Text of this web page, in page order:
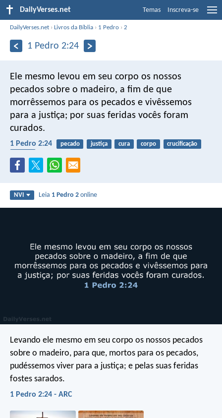
DailyVerses.net Temas Inscreva-se
DailyVerses.net ›Livros da Bíblia › 1 Pedro ›2
1 Pedro 2:24
Ele mesmo levou em seu corpo os nossos
pecados sobre o madeiro, a fim de que
morrêssemos para os pecados e vivêssemos
para a justiça; por suas feridas vocês foram
curados.
1 Pedro 2:24 pecado justiça cura corpo
crucificação
NVI Leia 1 Pedro 2 online
Levando ele mesmo em seu corpo os nossos pecados
sobre o madeiro, para que, mortos para os pecados,
pudéssemos viver para a justiça; e pelas suas feridas
fostes sarados.
1 Pedro 2:24 - ARC